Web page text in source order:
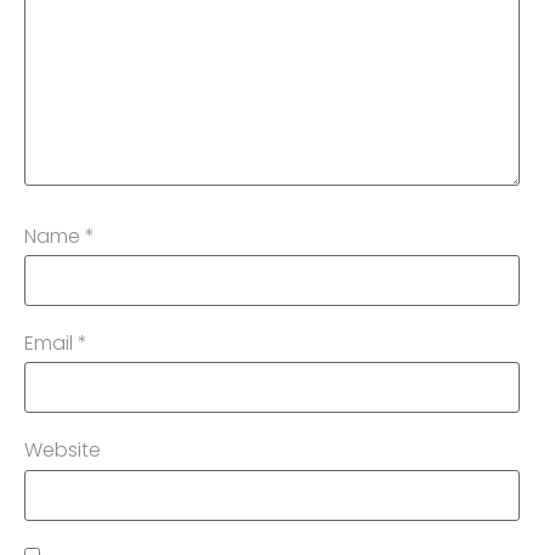
Name *
Email *
Website